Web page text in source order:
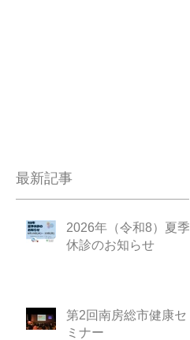
最新記事
2026年（令和8）夏季
休診のお知らせ
第2回南房総市健康セ
ミナー